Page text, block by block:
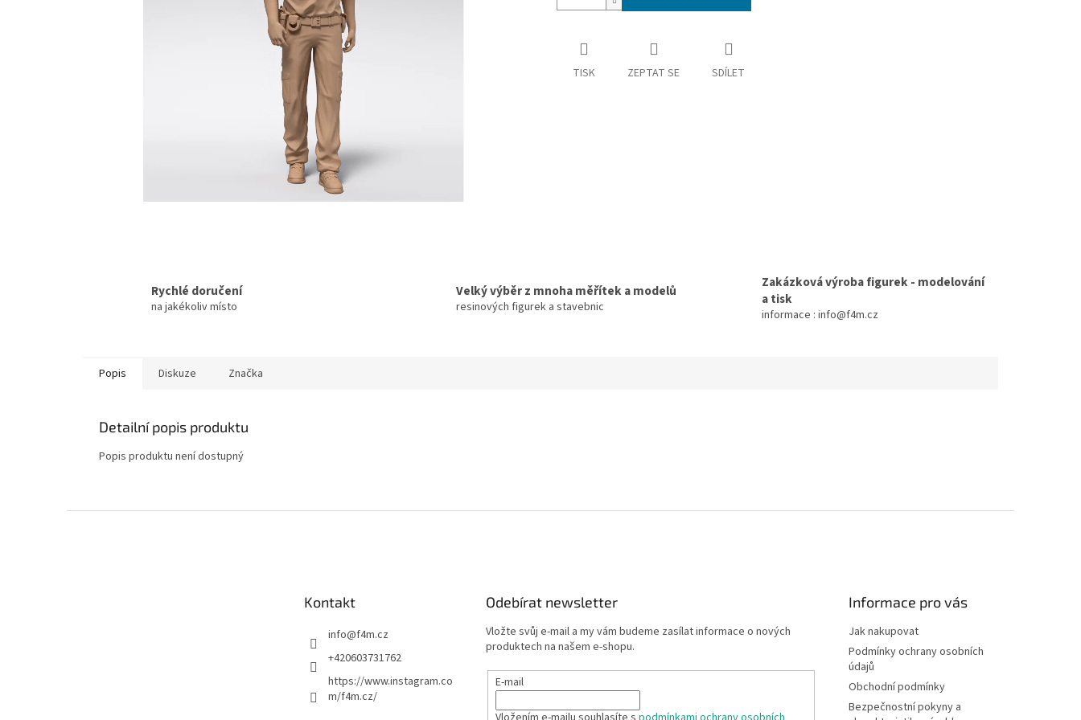
TISK ZEPTAT SE SDÍLET
Rychlé doručení
na jakékoliv místo
Velký výběr z mnoha měřítek a modelů
resinových figurek a stavebnic
Zakázková výroba figurek - modelování
a tisk
informace : info@f4m.cz
Popis Diskuze Značka
Detailní popis produktu
Popis produktu není dostupný
Kontakt
info@f4m.cz
+420603731762
https://www.instagram.co
m/f4m.cz/
Odebírat newsletter
Vložte svůj e-mail a my vám budeme zasílat informace o nových
produktech na našem e-shopu.
E-mail
Informace pro vás
Jak nakupovat
Podmínky ochrany osobních
údajů
Obchodní podmínky
Bezpečnostní pokyny a